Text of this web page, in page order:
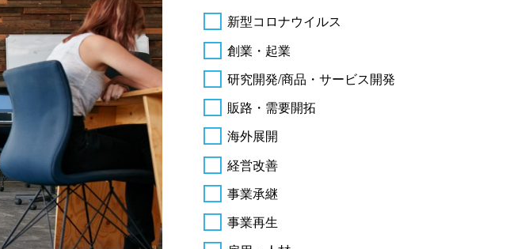
新型コロナウイルス
創業・起業
研究開発/商品・サービス開発
販路・需要開拓
海外展開
経営改善
事業承継
事業再生